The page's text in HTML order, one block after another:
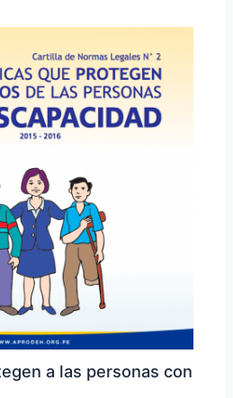
a las personas con